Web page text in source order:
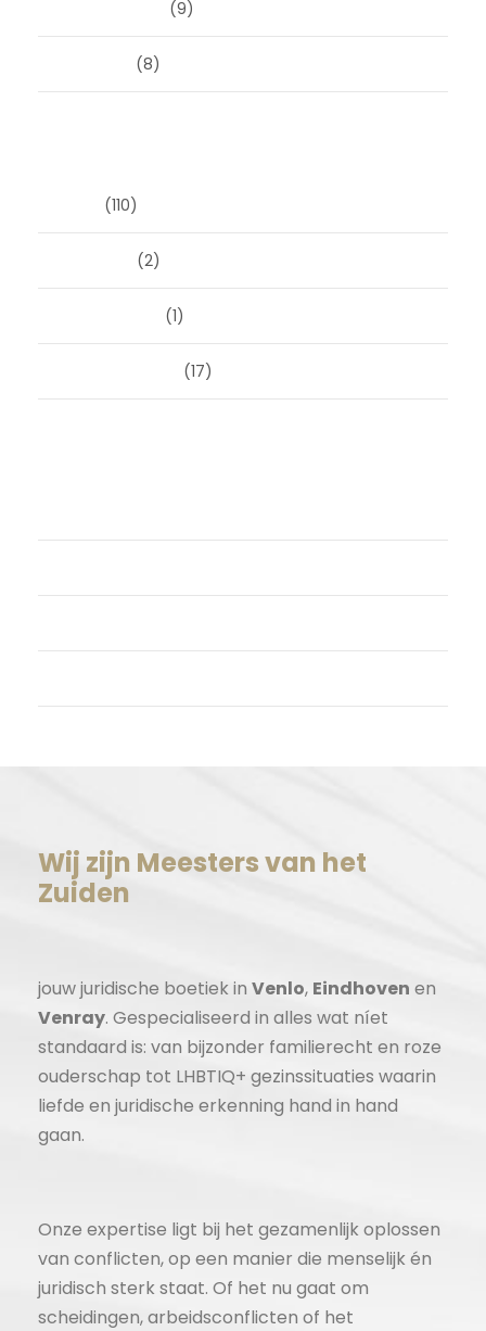
(9)
(8)
(110)
(2)
(1)
(17)
Wij zijn Meesters van het
Zuiden
jouw juridische boetiek in Venlo, Eindhoven en
Venray. Gespecialiseerd in alles wat níet
standaard is: van bijzonder familierecht en roze
ouderschap tot LHBTIQ+ gezinssituaties waarin
liefde en juridische erkenning hand in hand
gaan.
Onze expertise ligt bij het gezamenlijk oplossen
van conflicten, op een manier die menselijk én
juridisch sterk staat. Of het nu gaat om
scheidingen, arbeidsconflicten of het